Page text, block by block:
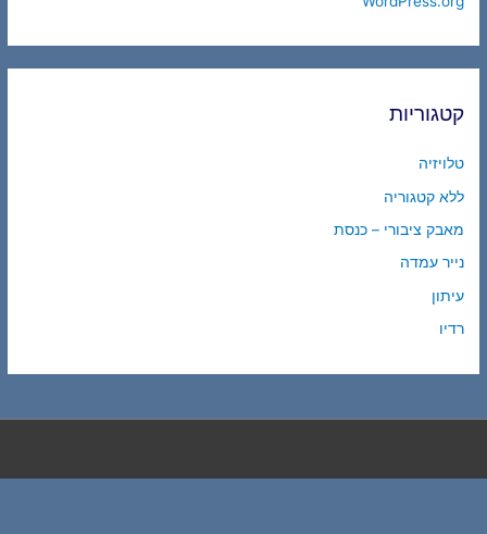
קטגוריות
טלויזיה
ללא קטגוריה
מאבק ציבורי – כנסת
נייר עמדה
עיתון
רדיו